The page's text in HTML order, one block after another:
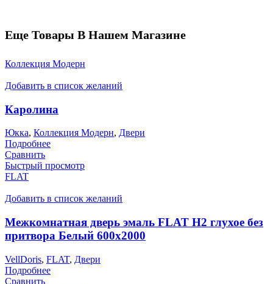
Еще Товары В Нашем Магазине
Коллекция Модерн
Добавить в список желаний
Каролина
Юкка, Коллекция Модерн, Двери
Подробнее
Сравнить
Быстрый просмотр
FLAT
Добавить в список желаний
Межкомнатная дверь эмаль FLAT H2 глухое без
притвора Белый 600х2000
VellDoris, FLAT, Двери
Подробнее
Сравнить